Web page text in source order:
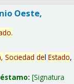
Oeste,
.
Sociedad del Estado,
Signatura